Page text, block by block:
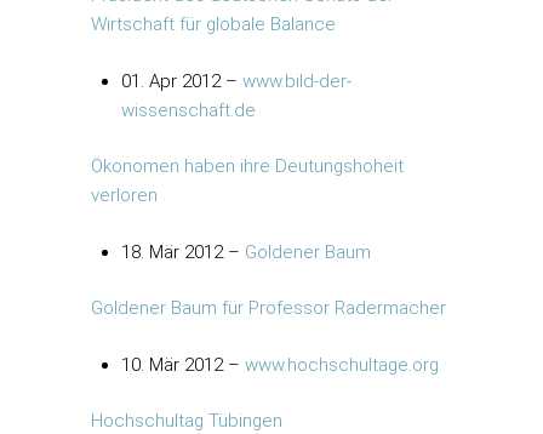
Wirtschaft für globale Balance
01. Apr 2012 – www.bild-der-
wissenschaft.de
Ökonomen haben ihre Deutungshoheit
verloren
18. Mär 2012 – Goldener Baum
Goldener Baum für Professor Radermacher
10. Mär 2012 – www.hochschultage.org
Hochschultag Tübingen